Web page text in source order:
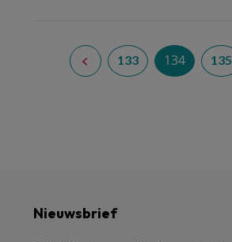
133 134 135
Nieuwsbrief